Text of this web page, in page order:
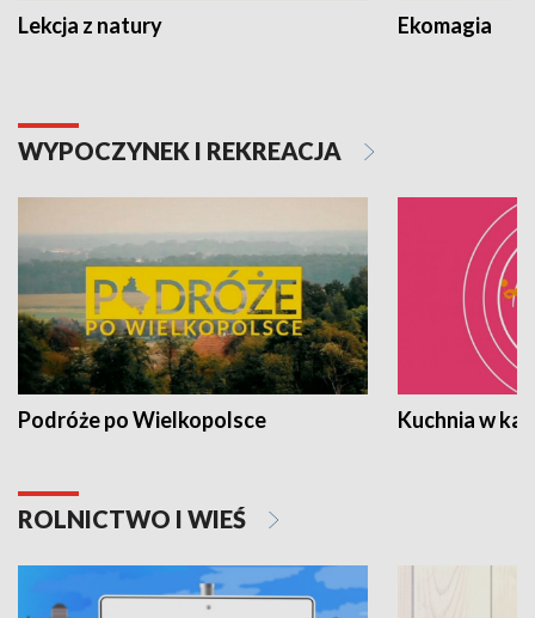
Lekcja z natury Ekomagia
WYPOCZYNEK I REKREACJA
Podróże po Wielkopolsce Kuchnia w
ROLNICTWO I WIEŚ